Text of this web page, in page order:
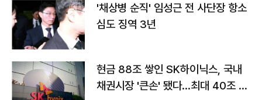
'채상병 순직' 임성근 전 사단장 항소
심도 징역 3년
현금 88조 쌓인 SK하이닉스, 국내
채권시장 '큰손' 됐다…최대 40조 투